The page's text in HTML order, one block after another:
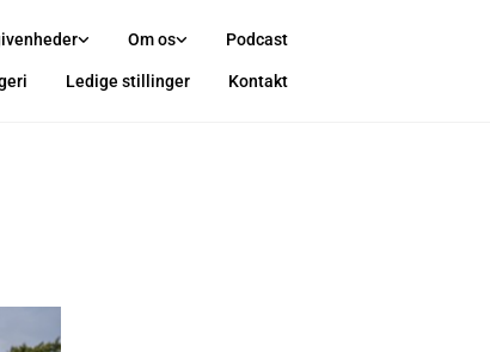
Om os Podcast
Ledige stillinger Kontakt